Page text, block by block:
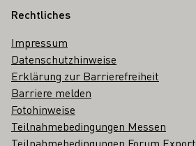
Rechtliches
Impressum
Datenschutzhinweise
Erklärung zur Barrierefreiheit
Barriere melden
Fotohinweise
Teilnahmebedingungen Messen
Teilnahmebedingungen Forum Export